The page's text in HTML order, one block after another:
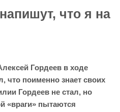
что я на
Гордеев в ходе
что поименно знает своих
Гордеев не стал, но
«враги» пытаются